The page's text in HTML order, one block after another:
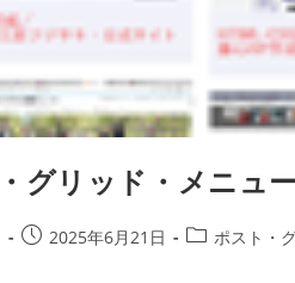
グリッド・メニュ
2025年6月21日 ポスト・